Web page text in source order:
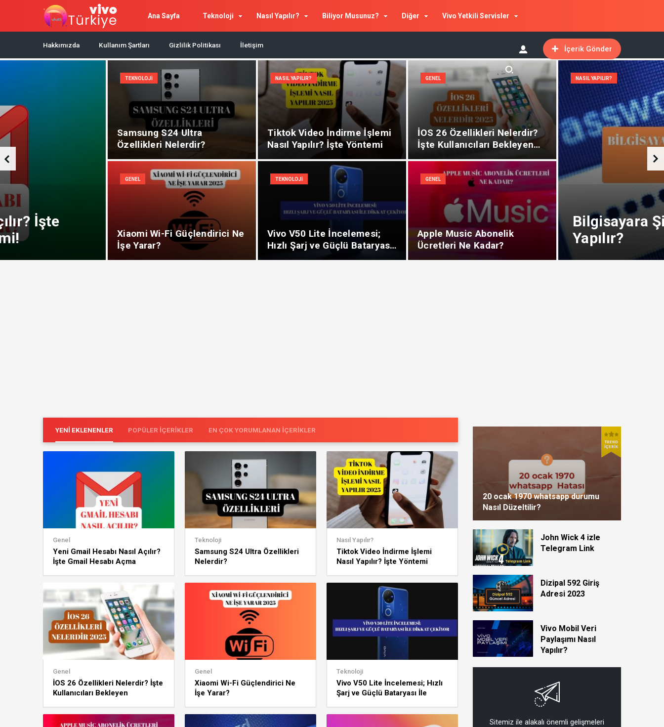
Ana Sayfa Teknoloji Nasıl Yapılır? Biliyor Musunuz? Diğer Vivo Yetkili Servisler
İçerik Gönder
Hakkımızda Kullanım Şartları Gizlilik Politikası İletişim
İşte
Samsung S24 Ultra
Özellikleri Nelerdir?
TEKNOLOJI
Tiktok Video İndirme İşlemi
Nasıl Yapılır? İşte Yöntemi
NASIL YAPILIR?
İOS 26 Özellikleri Nelerdir?
İşte Kullanıcıları Bekleyen
Yenilikler!
GENEL
Xiaomi Wi-Fi Güçlendirici Ne
İşe Yarar?
GENEL
Vivo V50 Lite İncelemesi;
Hızlı Şarj ve Güçlü Bataryası
İle Dikkat Çekiyor
TEKNOLOJI
Apple Music Abonelik
Ücretleri Ne Kadar?
GENEL
Bilgisayara
Yapılır?
NASIL YAPILIR?
YENI EKLENENLER POPÜLER İÇERIKLER EN ÇOK YORUMLANAN İÇERIKLER
Genel
Yeni Gmail Hesabı Nasıl Açılır?
İşte Gmail Hesabı Açma
Teknoloji
Samsung S24 Ultra Özellikleri
Nelerdir?
Nasıl Yapılır?
Tiktok Video İndirme İşlemi
Nasıl Yapılır? İşte Yöntemi
Genel
İOS 26 Özellikleri Nelerdir? İşte
Kullanıcıları Bekleyen
Genel
Xiaomi Wi-Fi Güçlendirici Ne
İşe Yarar?
Teknoloji
Vivo V50 Lite İncelemesi; Hızlı
Şarj ve Güçlü Bataryası İle
20 ocak 1970 whatsapp durumu
Nasıl Düzeltilir?
John Wick 4 izle
Telegram Link
Dizipal 592 Giriş
Adresi 2023
Vivo Mobil Veri
Paylaşımı Nasıl
Yapılır?
Sitemiz ile alakalı önemli gelişmeleri